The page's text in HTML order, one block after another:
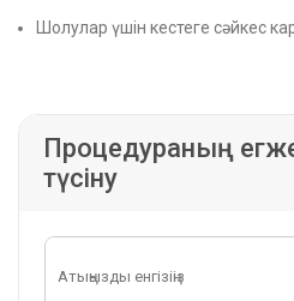
Шолулар үшін кестеге сәйкес
Процедураның
түсіну